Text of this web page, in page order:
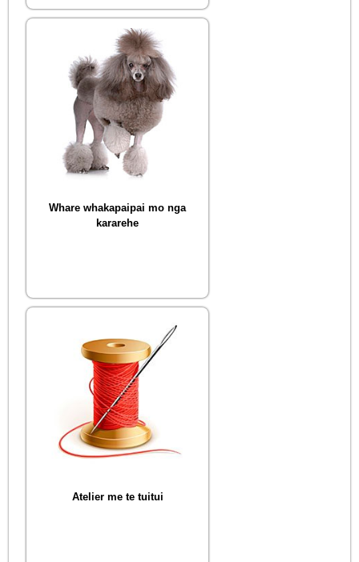
Whare whakapaipai mo nga
kararehe
Atelier me te tuitui